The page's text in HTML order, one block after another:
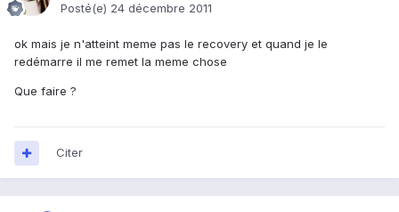
Posté(e) 24 décembre 2011
ok mais je n'atteint meme pas le recovery et quand je le
redémarre il me remet la meme chose
Que faire ?
Citer